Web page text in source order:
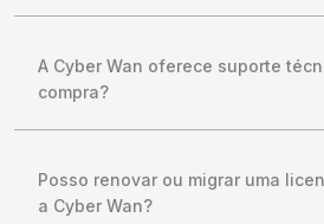
A Cyber Wan oferece suporte
compra?
Posso renovar ou migrar uma
a Cyber Wan?